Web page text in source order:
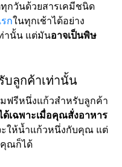
กวันด้วยสารเคมีชนิด
กในทุกเช้าได้อย่าง
านั้น แต่มันอาจเป็นพิษ
บลูกค้าเท่านั้น
มฟรีหนึ่งแก้วสำหรับลูกค้า
ด้เฉพาะเมื่อคุณสั่งอาหาร
ให้น้ำแก้วหนึ่งกับคุณ แต่
คุณก็ได้